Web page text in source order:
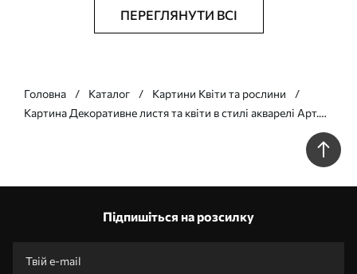
ПЕРЕГЛЯНУТИ ВСІ
Головна Каталог
Картини Квіти та рослини
Картина Декоративне листя та квіти в стилі акварелі Арт.
Підпишіться на розсилку